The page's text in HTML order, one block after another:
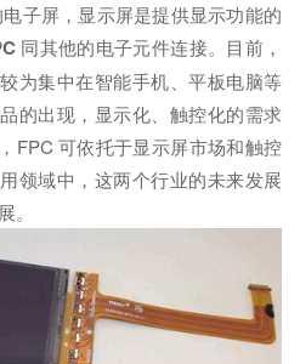
子屏，显示屏是提供显示功能的
同其他的电子元件连接。目前，
为集中在智能手机、平板电脑等
的出现，显示化、触控化的需求
FPC 可依托于显示屏市场和触控
领域中，这两个行业的未来发展